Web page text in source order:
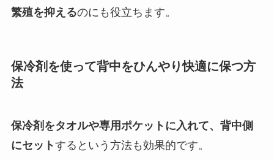
繁殖を抑えるのにも役立ちます。
保冷剤を使って背中をひんやり快適に保つ方
法
保冷剤をタオルや専用ポケットに入れて、背中側
にセットするという方法も効果的です。